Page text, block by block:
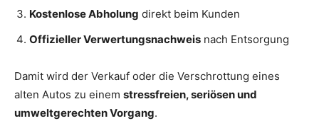
Kostenlose Abholung direkt beim Kunden
Offizieller Verwertungsnachweis nach Entsorgung
Damit wird der Verkauf oder die Verschrottung eines
alten Autos zu einem stressfreien, seriösen und
umweltgerechten Vorgang.